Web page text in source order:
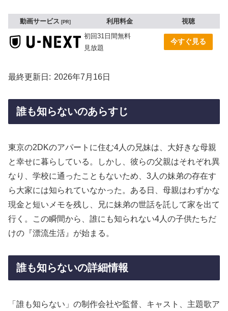
動画サービス PR 利用料金
視聴
初回31日間無料
見放題
今すぐ見る
最終更新日 2026年7月16日
誰も知らないのあらすじ
東京の2DKのアパートに住む4人の兄妹は、大好きな母親
と幸せに暮らしている。しかし、彼らの父親はそれぞれ異
なり、学校に通ったこともないため、3人の妹弟の存在す
ら大家には知られていなかった。ある日、母親はわずかな
現金と短いメモを残し、兄に妹弟の世話を託して家を出て
行く。この瞬間から、誰にも知られない4人の子供たちだ
けの『漂流生活』が始まる。
誰も知らないの詳細情報
「誰も知らない」の制作会社や監督、キャスト、主題歌ア